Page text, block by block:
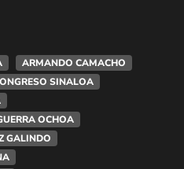
ARMANDO CAMACHO
SINALOA
OCHOA
GALINDO